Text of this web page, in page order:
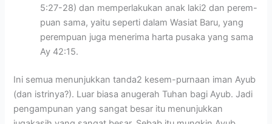
5:27-28) dan memperlakukan anak laki2 dan perem-
puan sama, yaitu seperti dalam Wasiat Baru, yang
perempuan juga menerima harta pusaka yang sama
Ay 42:15.
Ini semua menunjukkan tanda2 kesem-purnaan iman Ayub
(dan istrinya?). Luar biasa anugerah Tuhan bagi Ayub. Jadi
pengampunan yang sangat besar itu menunjukkan